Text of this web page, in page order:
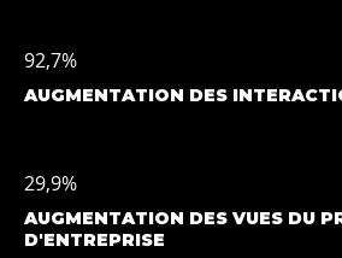
92,7%
AUGMENTATION DES
29,9%
AUGMENTATION DES VUES DU
D'ENTREPRISE